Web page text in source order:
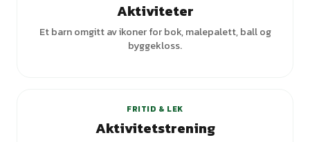
Aktiviteter
Et barn omgitt av ikoner for bok, malepalett, ball og
byggekloss.
FRITID & LEK
Aktivitetstrening